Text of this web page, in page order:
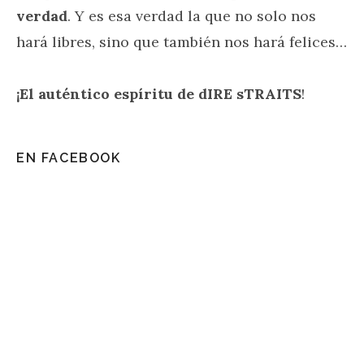
verdad. Y es esa verdad la que no solo nos
hará libres, sino que también nos hará felices…
¡El auténtico espíritu de dIRE sTRAITS!
EN FACEBOOK